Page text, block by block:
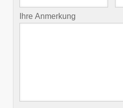
Ihre Anmerkung